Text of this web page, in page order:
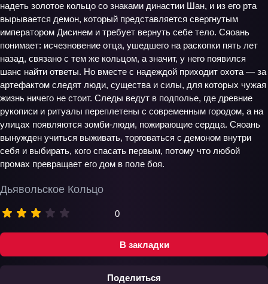
В закладки
Поделиться
Дьявольское Кольцо
0
надеть золотое кольцо со знаками династии Шан, и из его рта
вырывается демон, который представляется свергнутым
императором Дисинем и требует вернуть себе тело. Сяоань
понимает: исчезновение отца, ушедшего на раскопки пять лет
назад, связано с тем же кольцом, а значит, у него появился
шанс найти ответы. Но вместе с надеждой приходит охота — за
артефактом следят люди, существа и силы, для которых чужая
жизнь ничего не стоит. Следы ведут в подполье, где древние
рукописи и ритуалы переплетены с современным городом, а на
улицах появляются зомби-люди, пожирающие сердца. Сяоань
вынужден учиться выживать, торговаться с демоном внутри
себя и выбирать, кого спасать первым, потому что любой
промах превращает его дом в поле боя.